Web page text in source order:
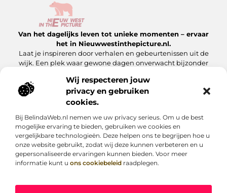
Wij respecteren jouw
privacy en gebruiken
cookies.
Bij BelindaWeb.nl nemen we uw privacy serieus. Om u de best
mogelijke ervaring te bieden, gebruiken we cookies en
vergelijkbare technologieën. Deze helpen ons te begrijpen hoe u
onze website gebruikt, zodat wij deze kunnen verbeteren en u
gepersonaliseerde ervaringen kunnen bieden. Voor meer
informatie kunt u ons cookiebeleid raadplegen.
Van het dagelijks leven tot unieke momenten – ervaar
het in Nieuwwestinthepicture.nl.
Laat je inspireren door verhalen en gebeurtenissen uit de
wijk. Een plek waar gewone dagen onverwacht bijzonder
Onze informatie
Bericht categorie